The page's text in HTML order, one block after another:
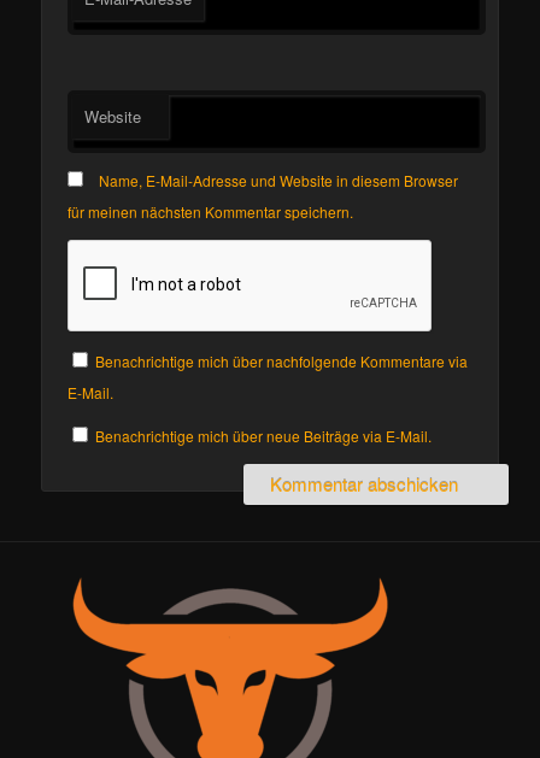
Website
Name, E-Mail-Adresse und Website in diesem Browser
für meinen nächsten Kommentar speichern.
Benachrichtige mich über nachfolgende Kommentare via
E-Mail.
Benachrichtige mich über neue Beiträge via E-Mail.